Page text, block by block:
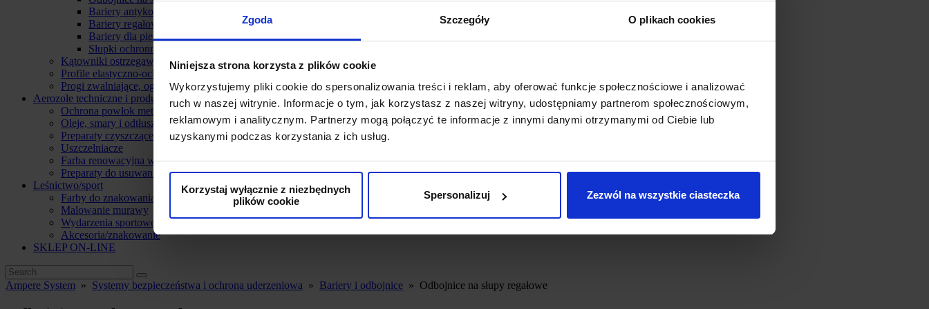
Zgoda Szczegóły O plikach cookies
Niniejsza strona korzysta z plików cookie
Wykorzystujemy pliki cookie do spersonalizowania treści i reklam, aby oferować funkcje społecznościowe i analizować
ruch w naszej witrynie. Informacje o tym, jak korzystasz z naszej witryny, udostępniamy partnerom społecznościowym,
reklamowym i analitycznym. Partnerzy mogą połączyć te informacje z innymi danymi otrzymanymi od Ciebie lub
uzyskanymi podczas korzystania z ich usług.
Korzystaj wyłącznie z niezbędnych
plików cookie
Spersonalizuj Zezwól na wszystkie ciasteczka
Bariery antykolizyjne
Bariery regałowe
Bariery dla pieszych
Słupki ochronne i ochrona kolumn
Kątowniki ostrzegawczo-ochronne
Profile elastyczno-ochronne
Progi zwalniające, ograniczniki, separatory i osłony kabli
Aerozole techniczne i produkty do konserwacji
Ochrona powłok metalowych
Oleje, smary i odtłuszczacze
Preparaty czyszczące
Uszczelniacze
Farba renowacyjna w sprayu
Preparaty do usuwania farby
Leśnictwo/sport
Farby do znakowania drewna
Malowanie murawy
Wydarzenia sportowe i kulturalne
Akcesoria/znakowanie
SKLEP ON-LINE
Ampere System » Systemy bezpieczeństwa i ochrona uderzeniowa » Bariery i odbojnice » Odbojnice na słupy regałowe